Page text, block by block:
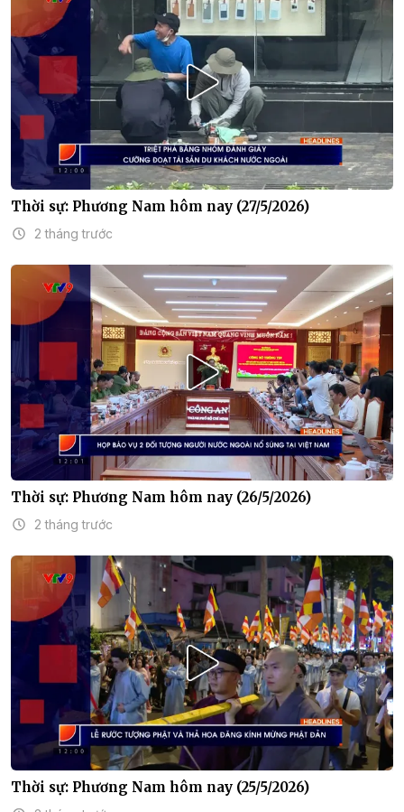
Thời sự: Phương Nam hôm nay (27/5/2026)
2 tháng trước
Thời sự: Phương Nam hôm nay (26/5/2026)
2 tháng trước
Thời sự: Phương Nam hôm nay (25/5/2026)